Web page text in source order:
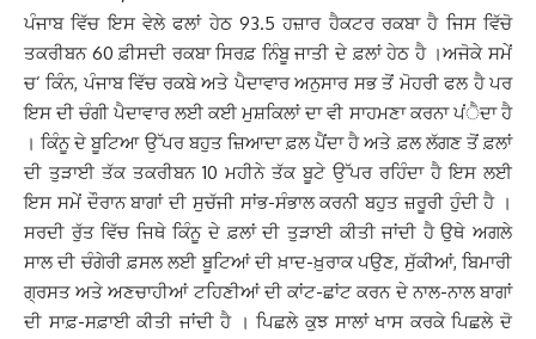
ਪੰਜਾਬ ਵਿੱਚ ਇਸ ਵੇਲੇ ਫਲਾਂ ਹੇਠ 93.5 ਹਜ਼ਾਰ ਹੈਕਟਰ ਰਕਬਾ ਹੈ ਜਿਸ ਵਿੱਚੋ
ਤਕਰੀਬਨ 60 ਫ਼ੀਸਦੀ ਰਕਬਾ ਸਿਰਫ਼ ਨਿੰਬੂ ਜਾਤੀ ਦੇ ਫ਼ਲਾਂ ਹੇਠ ਹੈ ।ਅਜੋਕੇ ਸਮੇਂ
ਚ’ ਕਿੰਨ, ਪੰਜਾਬ ਵਿੱਚ ਰਕਬੇ ਅਤੇ ਪੈਦਾਵਾਰ ਅਨੁਸਾਰ ਸਭ ਤੋਂ ਮੋਹਰੀ ਫਲ ਹੈ ਪਰ
ਇਸ ਦੀ ਚੰਗੀ ਪੈਦਾਵਾਰ ਲਈ ਕਈ ਮੁਸ਼ਕਿਲਾਂ ਦਾ ਵੀ ਸਾਹਮਣਾ ਕਰਨਾ ਪਂੈਦਾ ਹੈ
। ਕਿੰਨੂ ਦੇ ਬੂਟਿਆ ਉੱਪਰ ਬਹੁਤ ਜ਼ਿਆਦਾ ਫ਼ਲ ਪੈਂਦਾ ਹੈ ਅਤੇ ਫ਼ਲ ਲੱਗਣ ਤੋਂ ਫ਼ਲਾਂ
ਦੀ ਤੁੜਾਈ ਤੱਕ ਤਕਰੀਬਨ 10 ਮਹੀਨੇ ਤੱਕ ਬੂਟੇ ਉੱਪਰ ਰਹਿੰਦਾ ਹੈ ਇਸ ਲਈ
ਇਸ ਸਮੇਂ ਦੌਰਾਨ ਬਾਗਾਂ ਦੀ ਸੁਚੱਜੀ ਸਾਂਭ-ਸੰਭਾਲ ਕਰਨੀ ਬਹੁਤ ਜ਼ਰੂਰੀ ਹੁੰਦੀ ਹੈ ।
ਸਰਦੀ ਰੁੱਤ ਵਿੱਚ ਜਿਥੇ ਕਿੰਨੂ ਦੇ ਫ਼ਲਾਂ ਦੀ ਤੁੜਾਈ ਕੀਤੀ ਜਾਂਦੀ ਹੈ ਉਥੇ ਅਗਲੇ
ਸਾਲ ਦੀ ਚੰਗੇਰੀ ਫ਼ਸਲ ਲਈ ਬੂਟਿਆਂ ਦੀ ਖ਼ਾਦ-ਖ਼ੁਰਾਕ ਪਉਣ, ਸੁੱਕੀਆਂ, ਬਿਮਾਰੀ
ਗ੍ਰਸਤ ਅਤੇ ਅਣਚਾਹੀਆਂ ਟਹਿਣੀਆਂ ਦੀ ਕਾਂਟ-ਛਾਂਟ ਕਰਨ ਦੇ ਨਾਲ-ਨਾਲ ਬਾਗਾਂ
ਦੀ ਸਾਫ਼-ਸਫ਼ਾਈ ਕੀਤੀ ਜਾਂਦੀ ਹੈ । ਪਿਛਲੇ ਕੁਝ ਸਾਲਾਂ ਖਾਸ ਕਰਕੇ ਪਿਛਲੇ ਦੋ